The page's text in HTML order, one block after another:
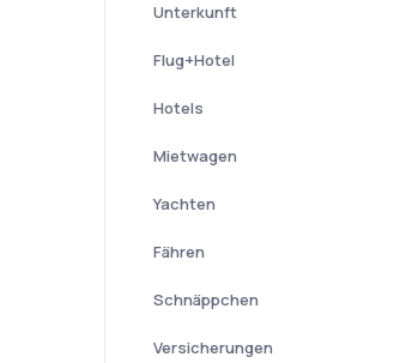
Unterkunft
Flug+Hotel
Hotels
Mietwagen
Yachten
Fähren
Schnäppchen
Versicherungen